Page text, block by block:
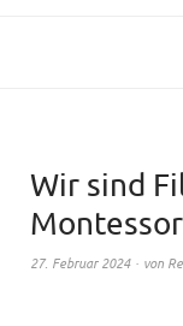
Wir sind
27. Februar 2024 von